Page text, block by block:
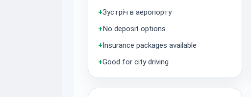
+Зустріч в аеропорту
+No deposit options
+Insurance packages available
+Good for city driving